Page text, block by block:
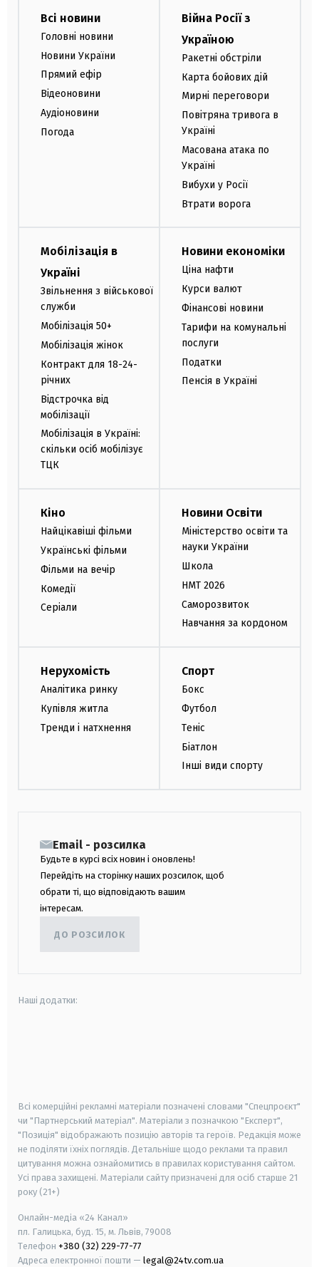
Всі новини
Головні новини
Новини України
Прямий ефір
Відеоновини
Аудіоновини
Погода
Війна Росії з
Україною
Ракетні обстріли
Карта бойових дій
Мирні переговори
Повітряна тривога в
Україні
Масована атака по
Україні
Вибухи у Росії
Втрати ворога
Мобілізація в
Україні
Звільнення з військової
служби
Мобілізація 50+
Мобілізація жінок
Контракт для 18-24-
річних
Відстрочка від
мобілізації
Мобілізація в Україні:
скільки осіб мобілізує
ТЦК
Новини економіки
Ціна нафти
Курси валют
Фінансові новини
Тарифи на комунальні
послуги
Податки
Пенсія в Україні
Кіно
Найцікавіші фільми
Українські фільми
Фільми на вечір
Комедії
Серіали
Новини Освіти
Міністерство освіти та
науки України
Школа
НМТ 2026
Саморозвиток
Навчання за кордоном
Нерухомість
Аналітика ринку
Купівля житла
Тренди і натхнення
Спорт
Бокс
Футбол
Теніс
Біатлон
Інші види спорту
Email - розсилка
Будьте в курсі всіх новин і оновлень!
Перейдіть на сторінку наших розсилок, щоб
обрати ті, що відповідають вашим
інтересам.
ДО РОЗСИЛОК
Наші додатки:
Всі комерційні рекламні матеріали позначені словами "Спецпроєкт"
чи "Партнерський матеріал". Матеріали з позначкою "Експерт",
"Позиція" відображають позицію авторів та героїв. Редакція може
не поділяти їхніх поглядів. Детальніше щодо реклами та правил
цитування можна ознайомитись в правилах користування сайтом.
Усі права захищені. Матеріали сайту призначені для осіб старше 21
року (21+)
Онлайн-медіа «24 Канал»
пл. Галицька, буд. 15, м. Львів, 79008
Телефон +380 (32) 229-77-77
Адреса електронної пошти — legal@24tv.com.ua